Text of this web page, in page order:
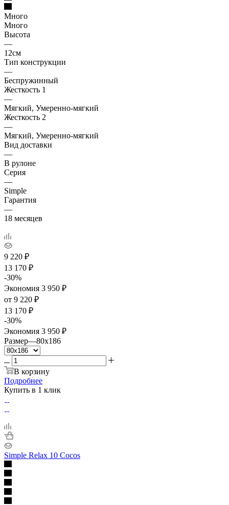
Много
Много
Высота
—
12см
Тип конструкции
—
Беспружинный
Жесткость 1
—
Мягкий, Умеренно-мягкий
Жесткость 2
—
Мягкий, Умеренно-мягкий
Вид доставки
—
В рулоне
Серия
—
Simple
Гарантия
—
18 месяцев
9 220 ₽
13 170 ₽
-30%
Экономия 3 950 ₽
от 9 220 ₽
13 170 ₽
-30%
Экономия 3 950 ₽
Размер—80x186
В корзину
Подробнее
Купить в 1 клик
Simple Relax 10 Cocos